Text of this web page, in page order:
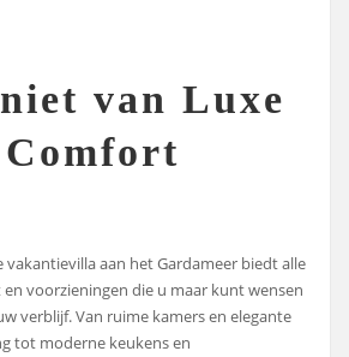
van Luxe
Comfort
vakantievilla aan het Gardameer biedt alle
voorzieningen die u maar kunt wensen
verblijf. Van ruime kamers en elegante
tot moderne keukens en